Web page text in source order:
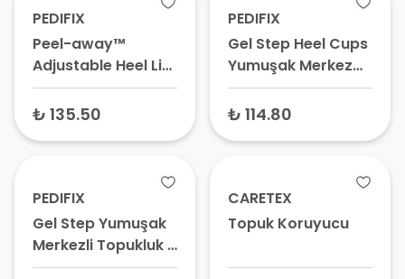
PEDIFIX
Peel-away™
Adjustable Heel Lift
Ayarlanabilir Topuk
Kaldırma P5682-
₺ 135.50
PEDIFIX
Gel Step Heel Cups
Yumuşak Merkez
Noktalı Topukluklar
₺ 114.80
PEDIFIX
Gel Step Yumuşak
Merkezli Topukluk –
Silikon Topuk
CARETEX
Topuk Koruyucu